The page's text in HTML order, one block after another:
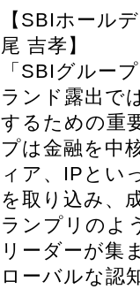
【SBIホール
尾 吉孝】
「SBIグルー
ランド露出で
するための重
プは金融を中
ィア、IPとい
を取り込み、
ランプリのよ
リーダーが集
ローバルな認